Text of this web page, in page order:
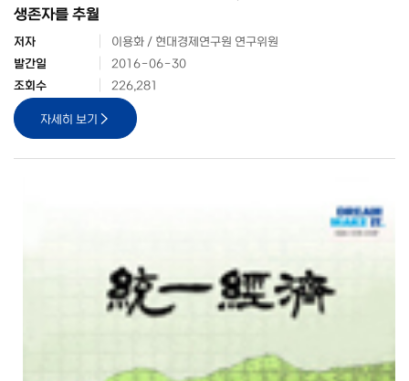
생존자를 추월
저자
이용화 / 현대경제연구원 연구위원
발간일
2016-06-30
조회수
226,281
자세히 보기